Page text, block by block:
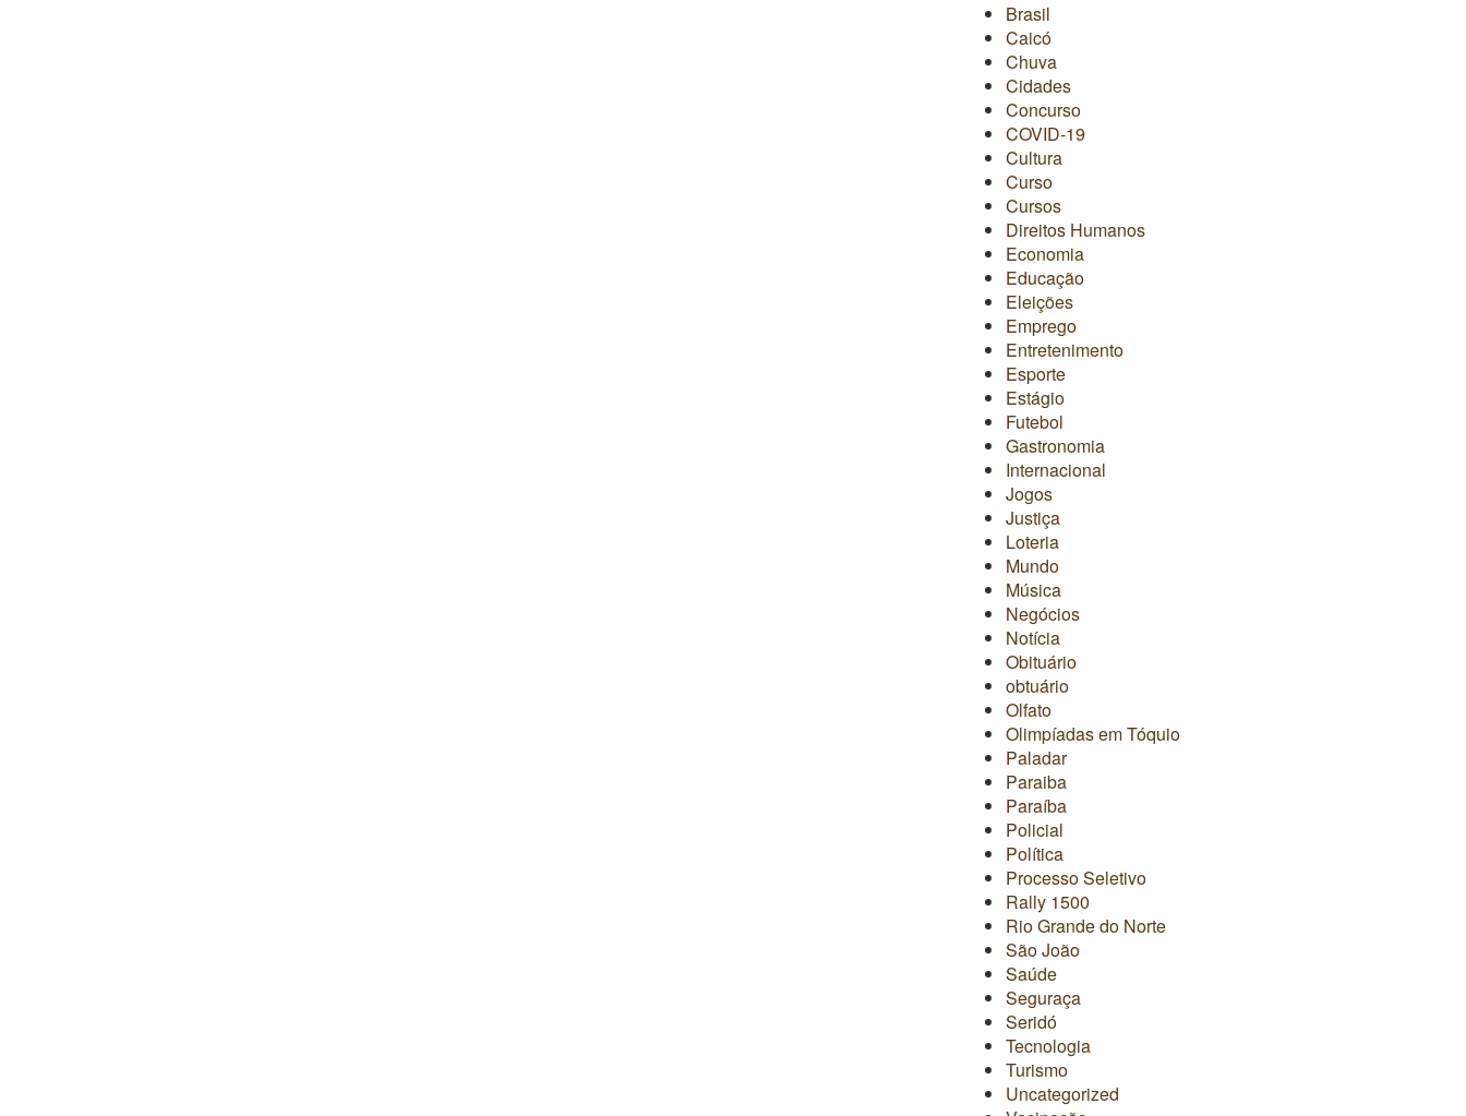
Brasil
Caicó
Chuva
Cidades
Concurso
COVID-19
Cultura
Curso
Cursos
Direitos Humanos
Economia
Educação
Eleições
Emprego
Entretenimento
Esporte
Estágio
Futebol
Gastronomia
Internacional
Jogos
Justiça
Loteria
Mundo
Música
Negócios
Notícia
Obituário
obtuário
Olfato
Olimpíadas em Tóquio
Paladar
Paraiba
Paraíba
Policial
Política
Processo Seletivo
Rally 1500
Rio Grande do Norte
São João
Saúde
Seguraça
Seridó
Tecnologia
Turismo
Uncategorized